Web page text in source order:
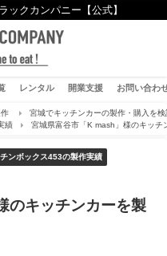
ックカンパニー【公式】
レンタル 開業支援 お問い合わ
宮城でキッチンカーの製作・購入を
績 宮城県富谷市「K mash」様のキッチ
ンボックス453の製作実績
のキッチンカーを製